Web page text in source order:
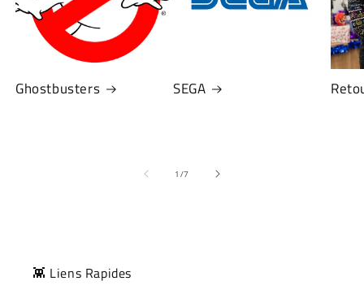
Ghostbusters SEGA
1 /de
7
👾 Liens Rapides